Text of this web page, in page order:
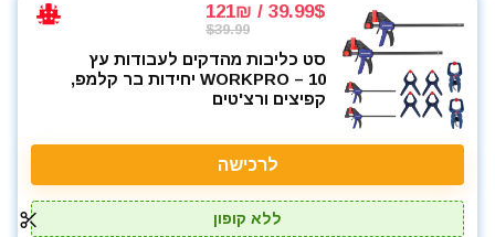
39.99$ / 121₪
$39.99
סט כליבות מהדקים לעבודות עץ
WORKPRO – 10 יחידות בר קלמפ,
קפיצים ורצ'טים
לרכישה
ללא קופון